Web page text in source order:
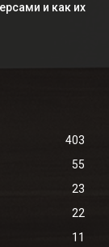
и как их
403
55
23
22
11